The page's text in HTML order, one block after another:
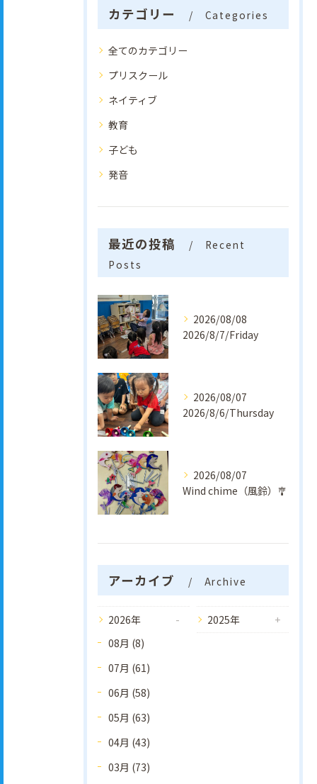
カテゴリー Categories
全てのカテゴリー
プリスクール
ネイティブ
教育
子ども
発音
最近の投稿
Recent
Posts
2026/08/08
2026/8/7/Friday
2026/08/07
2026/8/6/Thursday
2026/08/07
Wind chime（風鈴）🎐
アーカイブ Archive
2026年
08月 (8)
07月 (61)
06月 (58)
05月 (63)
04月 (43)
03月 (73)
2025年